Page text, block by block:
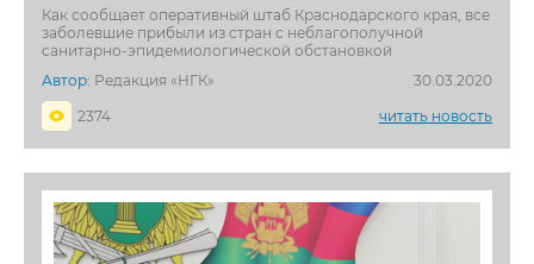
Как сообщает оперативный штаб Краснодарского края, все
заболевшие прибыли из стран с неблагополучной
санитарно-эпидемиологической обстановкой
Автор: Редакция «НГК»
30.03.2020
2374
читать новость